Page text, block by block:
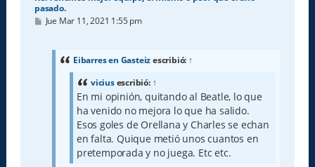
pasado.
M
Jue Mar 11, 2021 1:55 pm
Eibarres en Gasteizescribió: ↑
viciusescribió: ↑
En mi opinión, quitando al Beatle, lo que
ha venido no mejora lo que ha salido.
Esos goles de Orellana y Charles se echan
en falta. Quique metió unos cuantos en
pretemporada y no juega. Etc etc.